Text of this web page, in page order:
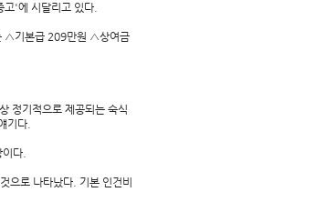
'에 시달리고 있다.
△기본급 209만원 △상여금
정기적으로 제공되는 숙식
기다.
다.
으로 나타났다. 기본 인건비